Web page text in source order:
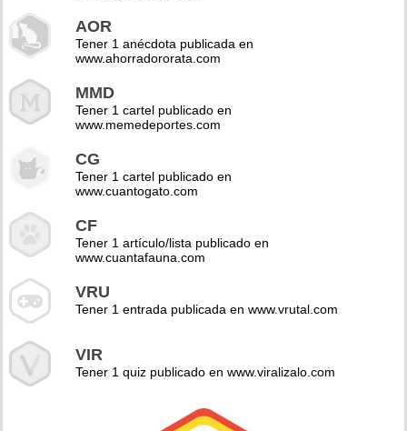
AOR
Tener 1 anécdota publicada en
www.ahorradororata.com
MMD
Tener 1 cartel publicado en
www.memedeportes.com
CG
Tener 1 cartel publicado en
www.cuantogato.com
CF
Tener 1 artículo/lista publicado en
www.cuantafauna.com
VRU
Tener 1 entrada publicada en www.vrutal.com
VIR
Tener 1 quiz publicado en www.viralizalo.com